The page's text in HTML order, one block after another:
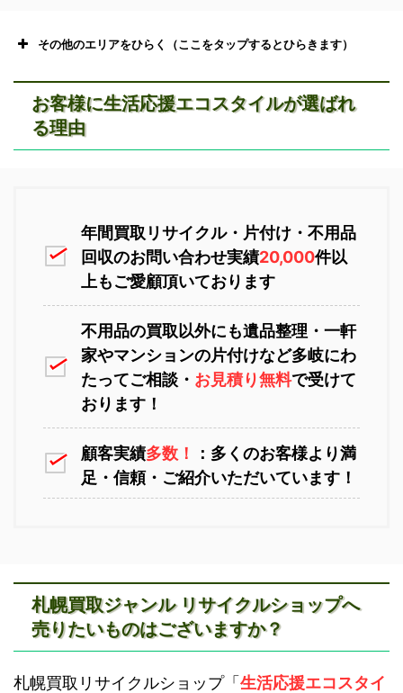
その他のエリアをひらく（ここをタップするとひらきます）
苫小牧不用品回収 室蘭不用品回収
お客様に生活応援エコスタイルが選ばれ
る理由
年間買取リサイクル・片付け・不用品
回収のお問い合わせ実績20,000件以
上もご愛顧頂いております
不用品の買取以外にも遺品整理・一軒
家やマンションの片付けなど多岐にわ
たってご相談・ お見積り無料で受けて
おります！
顧客実績多数！
：多くのお客様より満
足・信頼・ご紹介いただいています！
札幌買取ジャンル リサイクルショップへ
売りたいものはございますか？
札幌買取リサイクルショップ「生活応援エコスタイ